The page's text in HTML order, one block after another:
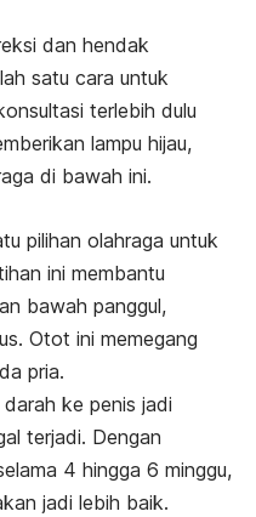
dan hendak
satu cara untuk
terlebih dulu
lampu hijau,
di bawah ini.
pilihan olahraga untuk
ini membantu
bawah panggul,
Otot ini memegang
pria.
ke penis jadi
terjadi. Dengan
4 hingga 6 minggu,
jadi lebih baik.